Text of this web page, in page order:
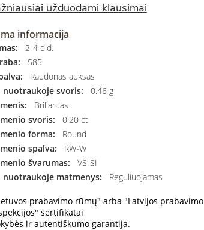
užduodami klausimai
informacija
2-4 d.d.
585
Raudonas auksas
nuotraukoje svoris:
0.46 g
Briliantas
svoris:
0.20 ct
forma:
Round
spalva:
RW-W
švarumas:
VS-SI
nuotraukoje matmenys:
Reguliuojamas
prabavimo rūmų" arba "Latvijos prabavimo
sertifikatai
ir autentiškumo garantija.